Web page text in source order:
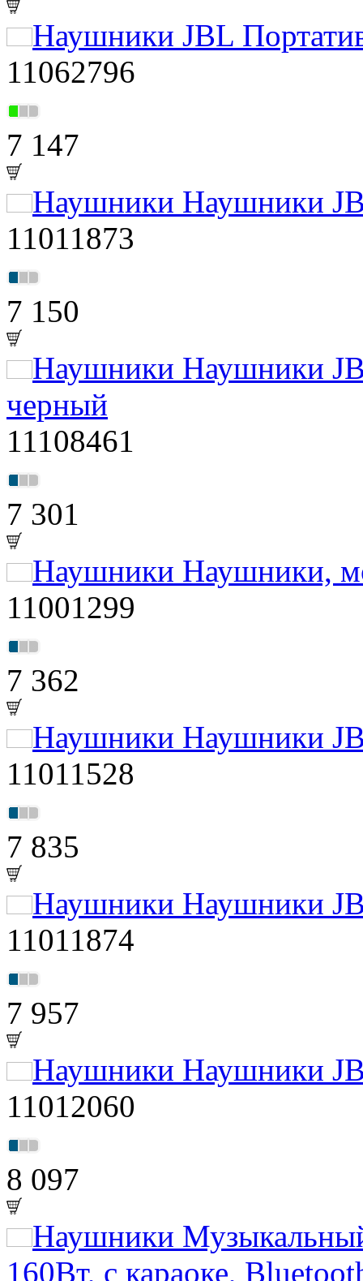
Наушники JBL
11062796
7 147
Наушники Наушники
11011873
7 150
Наушники Наушники
черный
11108461
7 301
Наушники Наушники,
11001299
7 362
Наушники Наушники
11011528
7 835
Наушники Наушники
11011874
7 957
Наушники Наушники
11012060
8 097
Наушники
160Вт, с караоке,